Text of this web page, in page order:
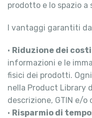
prodotto e lo spazio a
I vantaggi garantiti da
• Riduzione dei costi
informazioni e le
fisici dei prodotti.
nella Product Library
descrizione, GTIN e/o
• Risparmio di tempo